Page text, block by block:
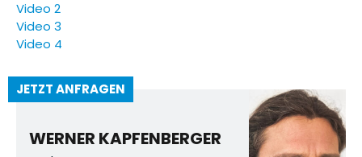
Video 2
Video 3
Video 4
JETZT ANFRAGEN
WERNER KAPFENBERGER